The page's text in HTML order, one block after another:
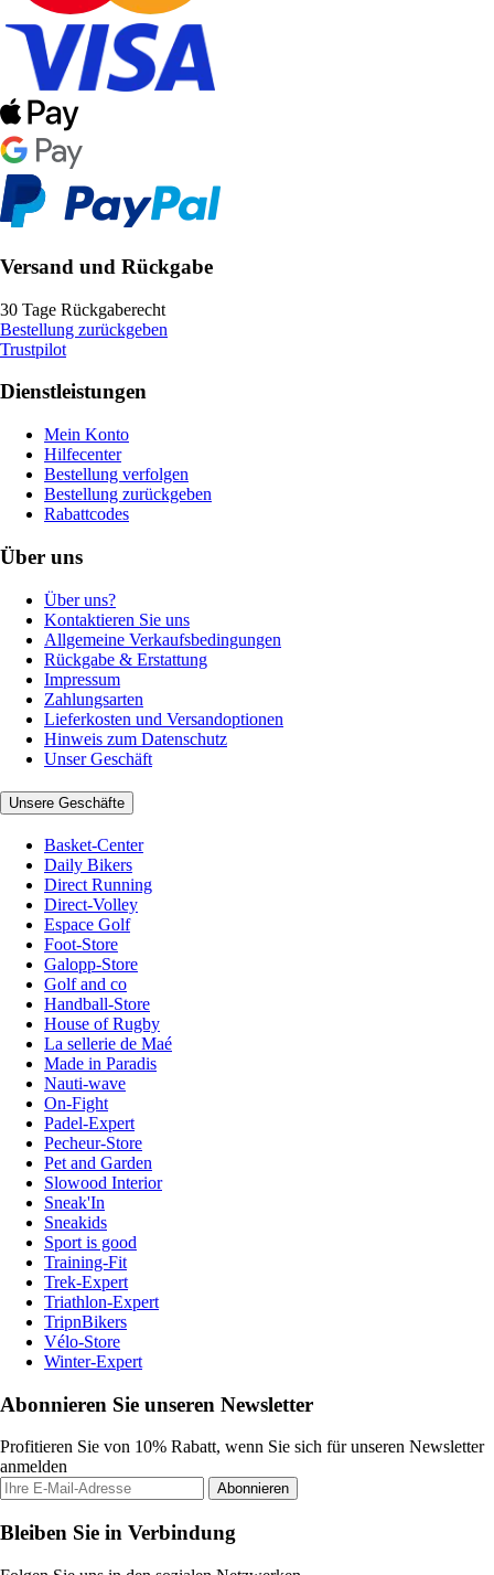
Versand und Rückgabe
30 Tage Rückgaberecht
Bestellung zurückgeben
Trustpilot
Dienstleistungen
Mein Konto
Hilfecenter
Bestellung verfolgen
Bestellung zurückgeben
Rabattcodes
Über uns
Über uns?
Kontaktieren Sie uns
Allgemeine Verkaufsbedingungen
Rückgabe & Erstattung
Impressum
Zahlungsarten
Lieferkosten und Versandoptionen
Hinweis zum Datenschutz
Unser Geschäft
Unsere Geschäfte
Basket-Center
Daily Bikers
Direct Running
Direct-Volley
Espace Golf
Foot-Store
Galopp-Store
Golf and co
Handball-Store
House of Rugby
La sellerie de Maé
Made in Paradis
Nauti-wave
On-Fight
Padel-Expert
Pecheur-Store
Pet and Garden
Slowood Interior
Sneak'In
Sneakids
Sport is good
Training-Fit
Trek-Expert
Triathlon-Expert
TripnBikers
Vélo-Store
Winter-Expert
Abonnieren Sie unseren Newsletter
Profitieren Sie von 10% Rabatt, wenn Sie sich für unseren Newsletter
anmelden
Abonnieren
Bleiben Sie in Verbindung